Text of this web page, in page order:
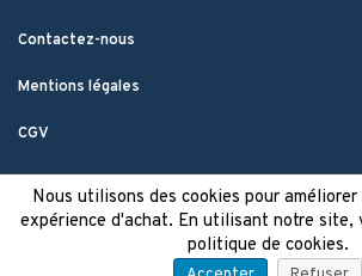
Contactez-nous
Mentions légales
CGV
Nous utilisons des cookies pour
expérience d'achat. En utilisant notre site,
politique de cookies.